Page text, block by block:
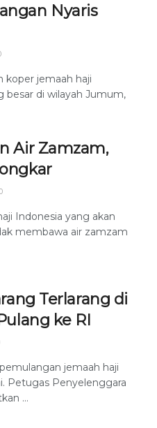
Nyaris
koper jemaah haji
besar di wilayah Jumum,
Air Zamzam,
Indonesia yang akan
membawa air zamzam
Terlarang di
ke RI
jemaah haji
Petugas Penyelenggara
...